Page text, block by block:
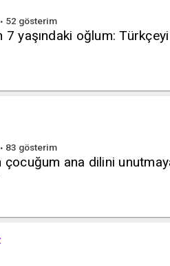
52 gösterim
7 yaşındaki oğlum:
83 gösterim
çocuğum ana dilini